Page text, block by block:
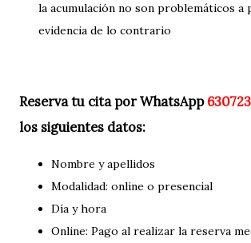
la acumulación no son problemáticos a
evidencia de lo contrario
Reserva tu cita por WhatsApp
los siguientes datos:
Nombre y apellidos
Modalidad: online o presencial
Día y hora
Online: Pago al realizar la reserva